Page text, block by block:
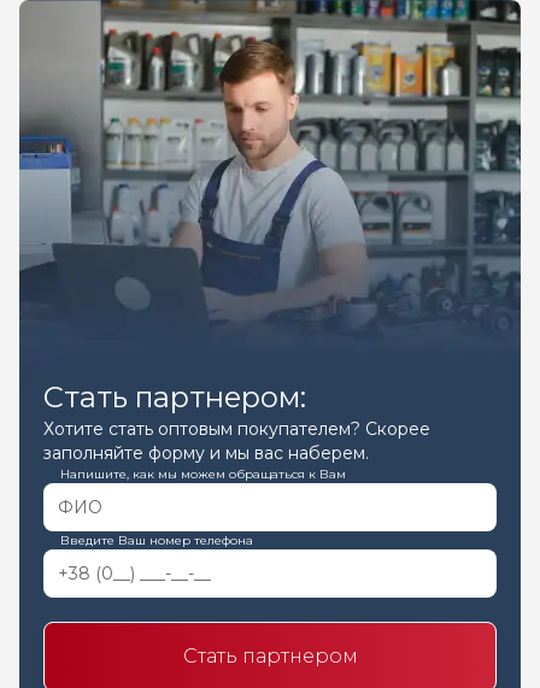
Стать партнером:
Хотите стать оптовым покупателем? Скорее
заполняйте форму и мы вас наберем.
Напишите, как мы можем обращаться к Вам
Введите Ваш номер телефона
Стать партнером